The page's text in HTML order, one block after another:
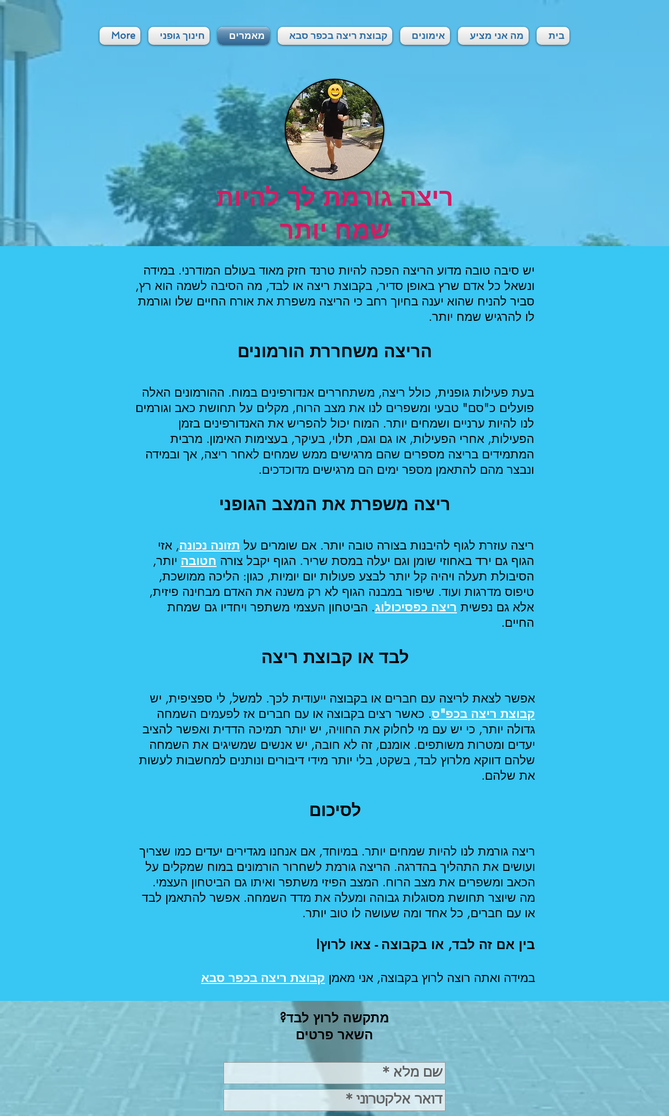
בית מה אני מציע אימונים קבוצת ריצה בכפר סבא מאמרים חינוך גופני More
ריצה גורמת לך להיות
שמח יותר
יש סיבה טובה מדוע הריצה הפכה להיות טרנד חזק מאוד בעולם המודרני. במידה
ונשאל כל אדם שרץ באופן סדיר, בקבוצת ריצה או לבד, מה הסיבה לשמה הוא רץ,
סביר להניח שהוא יענה בחיוך רחב כי הריצה משפרת את אורח החיים שלו וגורמת
לו להרגיש שמח יותר.
הריצה משחררת הורמונים
בעת פעילות גופנית, כולל ריצה, משתחררים אנדורפינים במוח. ההורמונים האלה
פועלים כ"סם" טבעי ומשפרים לנו את מצב הרוח, מקלים על תחושת כאב וגורמים
לנו להיות ערניים ושמחים יותר. המוח יכול להפריש את האנדורפינים בזמן
הפעילות, אחרי הפעילות, או גם וגם, תלוי, בעיקר, בעצימות האימון. מרבית
המתמידים בריצה מספרים שהם מרגישים ממש שמחים לאחר ריצה, אך ובמידה
ונבצר מהם להתאמן מספר ימים הם מרגישים מדוכדכים.
ריצה משפרת את המצב הגופני
ריצה עוזרת לגוף להיבנות בצורה טובה יותר. אם שומרים על תזונה נכונה, אזי
הגוף גם ירד באחוזי שומן וגם יעלה במסת שריר. הגוף יקבל צורה חטובה יותר,
הסיבולת תעלה ויהיה קל יותר לבצע פעולות יום יומיות, כגון: הליכה ממושכת,
טיפוס מדרגות ועוד. שיפור במבנה הגוף לא רק משנה את האדם מבחינה פיזית,
אלא גם נפשית ריצה כפסיכולוג. הביטחון העצמי משתפר ויחדיו גם שמחת
החיים.
לבד או קבוצת ריצה
אפשר לצאת לריצה עם חברים או בקבוצה ייעודית לכך. למשל, לי ספציפית, יש
קבוצת ריצה בכפ"ס. כאשר רצים בקבוצה או עם חברים אז לפעמים השמחה
גדולה יותר, כי יש עם מי לחלוק את החוויה, יש יותר תמיכה הדדית ואפשר להציב
יעדים ומטרות משותפים. אומנם, זה לא חובה, יש אנשים שמשיגים את השמחה
שלהם דווקא מלרוץ לבד, בשקט, בלי יותר מידי דיבורים ונותנים למחשבות לעשות
את שלהם.
לסיכום
ריצה גורמת לנו להיות שמחים יותר. במיוחד, אם אנחנו מגדירים יעדים כמו שצריך
ועושים את התהליך בהדרגה. הריצה גורמת לשחרור הורמונים במוח שמקלים על
הכאב ומשפרים את מצב הרוח. המצב הפיזי משתפר ואיתו גם הביטחון העצמי.
מה שיוצר תחושת מסוגלות גבוהה ומעלה את מדד השמחה. אפשר להתאמן לבד
או עם חברים, כל אחד ומה שעושה לו טוב יותר.
בין אם זה לבד, או בקבוצה - צאו לרוץ!
במידה ואתה רוצה לרוץ בקבוצה, אני מאמן קבוצת ריצה בכפר סבא
מתקשה לרוץ לבד?
השאר פרטים